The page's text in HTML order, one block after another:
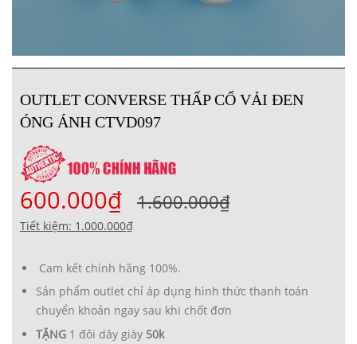
OUTLET CONVERSE THẤP CỔ VẢI ĐEN
ÓNG ÁNH CTVD097
600.000₫ 1.600.000₫
Tiết kiệm: 1.000.000₫
Cam kết chính hãng 100%.
Sản phẩm outlet chỉ áp dụng hình thức thanh toán
chuyển khoản ngay sau khi chốt đơn
TẶNG 1 đôi dây giày 50k